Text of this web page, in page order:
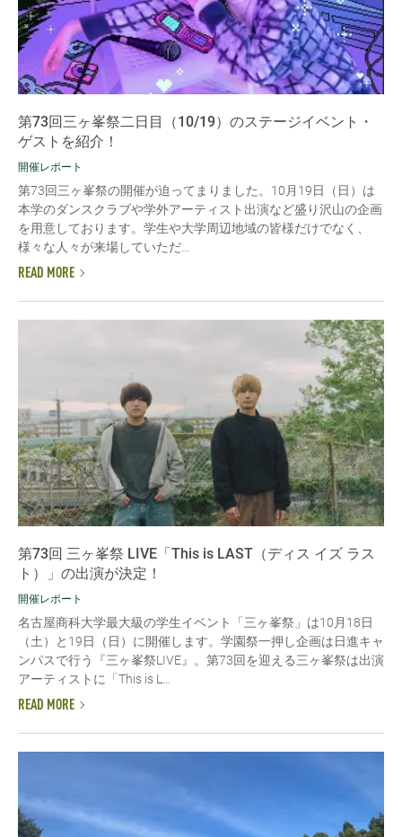
第73回三ヶ峯祭二日目（10/19）のステージイベント・
ゲストを紹介！
開催レポート
第73回三ヶ峯祭の開催が迫ってまりました。10月19日（日）は
本学のダンスクラブや学外アーティスト出演など盛り沢山の企画
を用意しております。学生や大学周辺地域の皆様だけでなく、
様々な人々が来場していただ...
READ MORE
第73回 三ヶ峯祭 LIVE「This is LAST（ディス イズ ラス
ト）」の出演が決定！
開催レポート
名古屋商科大学最大級の学生イベント「三ヶ峯祭」は10月18日
（土）と19日（日）に開催します。学園祭一押し企画は日進キャ
ンパスで行う『三ヶ峯祭LIVE』。第73回を迎える三ヶ峯祭は出演
アーティストに「This is L...
READ MORE